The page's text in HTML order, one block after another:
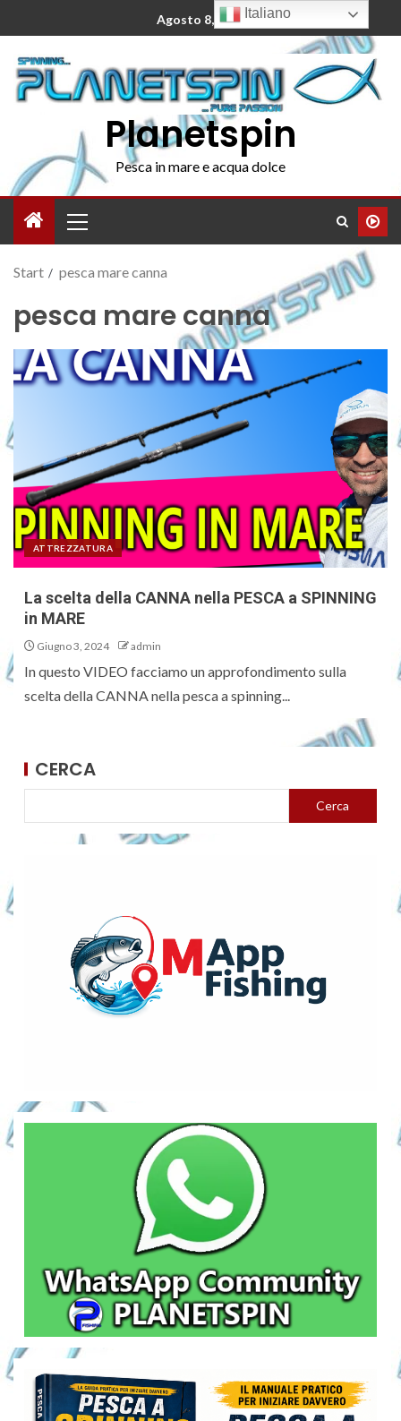
Agosto 8, 2026
Planetspin
Pesca in mare e acqua dolce
Start pesca mare canna
pesca mare canna
ATTREZZATURA
La scelta della CANNA nella PESCA a SPINNING
in MARE
Giugno 3, 2024 admin
In questo VIDEO facciamo un approfondimento sulla
scelta della CANNA nella pesca a spinning...
CERCA
Cerca
Italiano